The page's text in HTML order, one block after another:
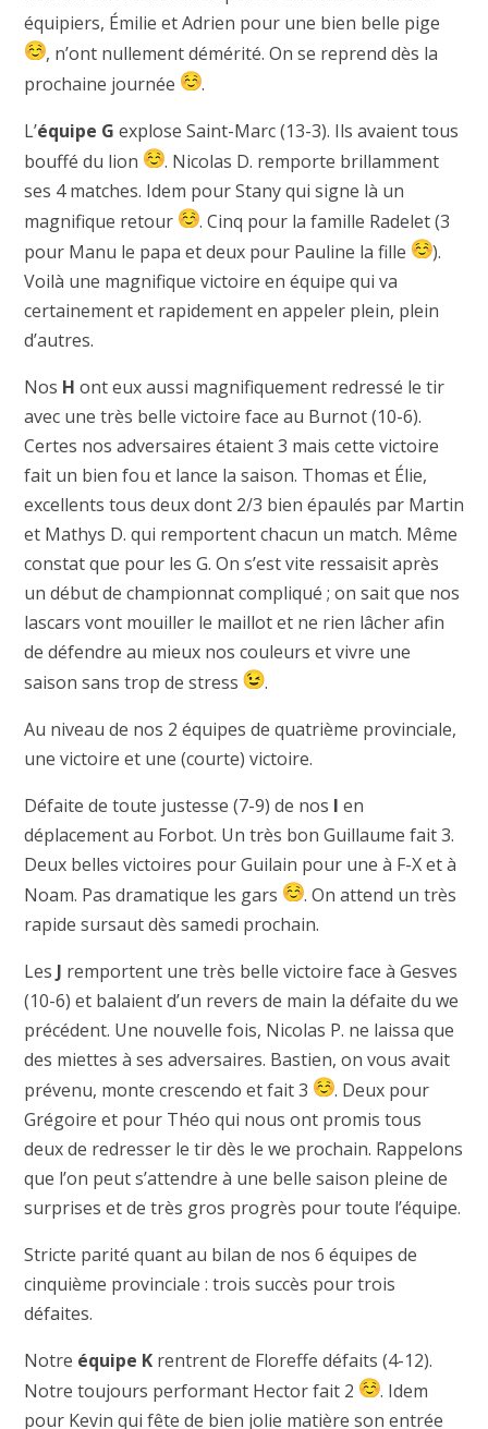
équipiers, Émilie et Adrien pour une bien belle pige
, n’ont nullement démérité. On se reprend dès la
prochaine journée
.
L’équipe G explose Saint-Marc (13-3). Ils avaient tous
bouffé du lion
. Nicolas D. remporte brillamment
ses 4 matches. Idem pour Stany qui signe là un
magnifique retour
. Cinq pour la famille Radelet (3
pour Manu le papa et deux pour Pauline la fille
).
Voilà une magnifique victoire en équipe qui va
certainement et rapidement en appeler plein, plein
d’autres.
Nos H ont eux aussi magnifiquement redressé le tir
avec une très belle victoire face au Burnot (10-6).
Certes nos adversaires étaient 3 mais cette victoire
fait un bien fou et lance la saison. Thomas et Élie,
excellents tous deux dont 2/3 bien épaulés par Martin
et Mathys D. qui remportent chacun un match. Même
constat que pour les G. On s’est vite ressaisit après
un début de championnat compliqué ; on sait que nos
lascars vont mouiller le maillot et ne rien lâcher afin
de défendre au mieux nos couleurs et vivre une
saison sans trop de stress
.
Au niveau de nos 2 équipes de quatrième provinciale,
une victoire et une (courte) victoire.
Défaite de toute justesse (7-9) de nos I en
déplacement au Forbot. Un très bon Guillaume fait 3.
Deux belles victoires pour Guilain pour une à F-X et à
Noam. Pas dramatique les gars
. On attend un très
rapide sursaut dès samedi prochain.
Les J remportent une très belle victoire face à Gesves
(10-6) et balaient d’un revers de main la défaite du we
précédent. Une nouvelle fois, Nicolas P. ne laissa que
des miettes à ses adversaires. Bastien, on vous avait
prévenu, monte crescendo et fait 3
. Deux pour
Grégoire et pour Théo qui nous ont promis tous
deux de redresser le tir dès le we prochain. Rappelons
que l’on peut s’attendre à une belle saison pleine de
surprises et de très gros progrès pour toute l’équipe.
Stricte parité quant au bilan de nos 6 équipes de
cinquième provinciale : trois succès pour trois
défaites.
Notre équipe Krentrent de Floreffe défaits (4-12).
Notre toujours performant Hector fait 2
. Idem
pour Kevin qui fête de bien jolie matière son entrée